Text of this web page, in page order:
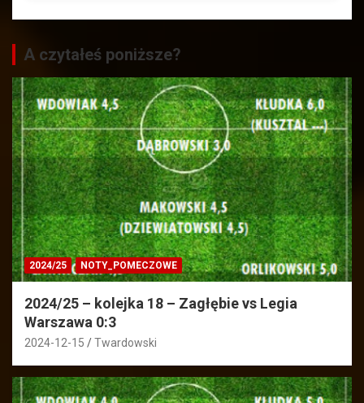
A czytałeś poniższe?
2024/25 NOTY_POMECZOWE
2024/25 – kolejka 18 – Zagłębie vs Legia
Warszawa 0:3
2024-12-15 Twardowski